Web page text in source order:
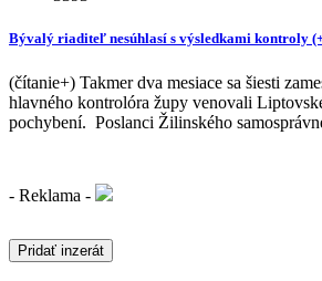
Bývalý riaditeľ nesúhlasí s výsledkami kontroly
(čítanie+) Takmer dva mesiace sa šiesti
hlavného kontrolóra župy venovali
pochybení. Poslanci Žilinského
- Reklama -
Pridať inzerát